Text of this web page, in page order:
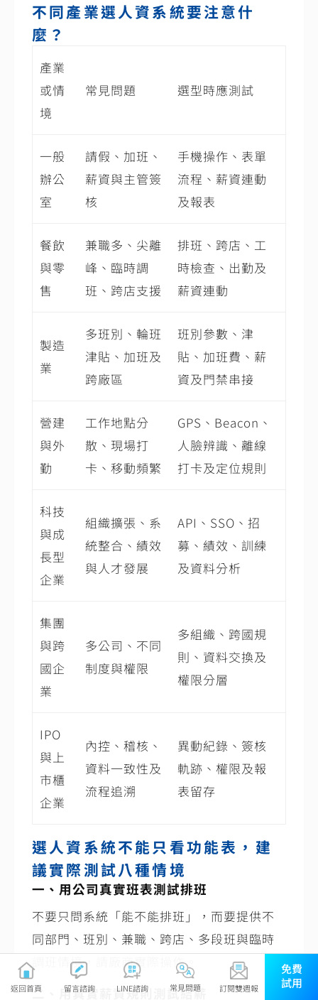
不同產業選人資系統要注意什
麼？
產業
或情
境
常見問題 選型時應測試
一般
辦公
室
請假、加班、
薪資與主管簽
核
手機操作、表單
流程、薪資連動
及報表
餐飲
與零
售
兼職多、尖離
峰、臨時調
班、跨店支援
排班、跨店、工
時檢查、出勤及
薪資連動
製造
業
多班別、輪班
津貼、加班及
跨廠區
班別參數、津
貼、加班費、薪
資及門禁串接
營建
與外
勤
工作地點分
散、現場打
卡、移動頻繁
GPS、Beacon、
人臉辨識、離線
打卡及定位規則
科技
與成
長型
企業
組織擴張、系
統整合、績效
與人才發展
API、SSO、招
募、績效、訓練
及資料分析
集團
與跨
國企
業
多公司、不同
制度與權限
多組織、跨國規
則、資料交換及
權限分層
IPO
與上
市櫃
企業
內控、稽核、
資料一致性及
流程追溯
異動紀錄、簽核
軌跡、權限及報
表留存
選人資系統不能只看功能表，建
議實際測試八種情境
一、用公司真實班表測試排班
不要只問系統「能不能排班」，而要提供不
同部門、班別、兼職、跨店、多段班與臨時
調班情境，請廠商實際操作。
二、用真實薪資規則測試結薪
返回首頁 留言諮詢 LINE諮詢 常見問題 訂閱雙週報
免費
試用